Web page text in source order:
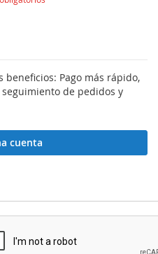
Pago más rápido,
de pedidos y
cuenta